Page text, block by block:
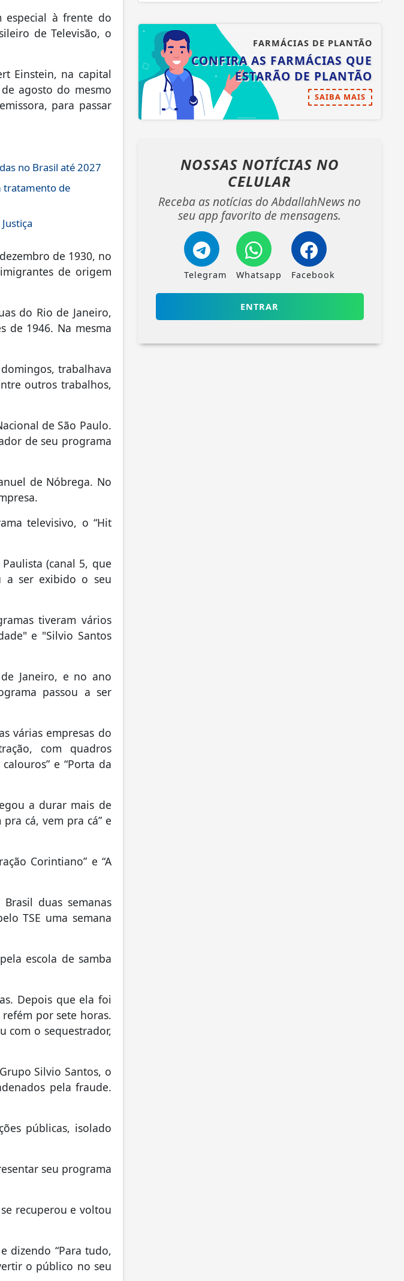
especial à frente do
de Televisão, o
Einstein, na capital
agosto do mesmo
para passar
no Brasil até 2027
tratamento de
de 1930, no
de origem
do Rio de Janeiro,
de 1946. Na mesma
trabalhava
outros trabalhos,
de São Paulo.
de seu programa
de Nóbrega. No
televisivo, o “Hit
(canal 5, que
a ser exibido o seu
tiveram vários
e "Silvio Santos
Janeiro, e no ano
passou a ser
várias empresas do
com quadros
e “Porta da
a durar mais de
cá, vem pra cá” e
Corintiano” e “A
duas semanas
TSE uma semana
escola de samba
Depois que ela foi
por sete horas.
com o sequestrador,
Silvio Santos, o
pela fraude.
públicas, isolado
seu programa
recuperou e voltou
dizendo “Para tudo,
o público no seu
FARMÁCIAS DE PLANTÃO
CONFIRA AS FARMÁCIAS QUE
ESTARÃO DE PLANTÃO
SAIBA MAIS
NOSSAS NOTÍCIAS NO
CELULAR
Receba as notícias do AbdallahNews no
seu app favorito de mensagens.
Telegram Whatsapp Facebook
ENTRAR